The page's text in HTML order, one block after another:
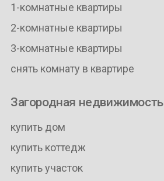
1-комнатные квартиры
2-комнатные квартиры
3-комнатные квартиры
снять комнату в квартире
Загородная недвижимость
купить дом
купить коттедж
купить участок